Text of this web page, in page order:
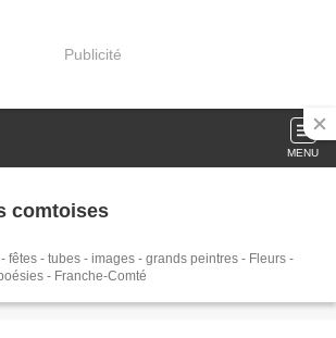
Publicité
MENU
comtoises
fêtes - tubes - images - grands peintres - Fleurs -
- Franche-Comté